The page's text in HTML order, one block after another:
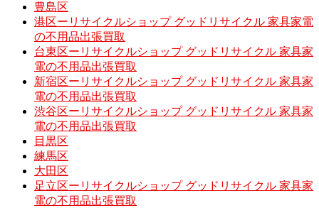
豊島区
港区ーリサイクルショップ グッドリサイクル 家具家電
の不用品出張買取
台東区ーリサイクルショップ グッドリサイクル 家具家
電の不用品出張買取
新宿区ーリサイクルショップ グッドリサイクル 家具家
電の不用品出張買取
渋谷区ーリサイクルショップ グッドリサイクル 家具家
電の不用品出張買取
目黒区
練馬区
大田区
足立区ーリサイクルショップ グッドリサイクル 家具家
電の不用品出張買取